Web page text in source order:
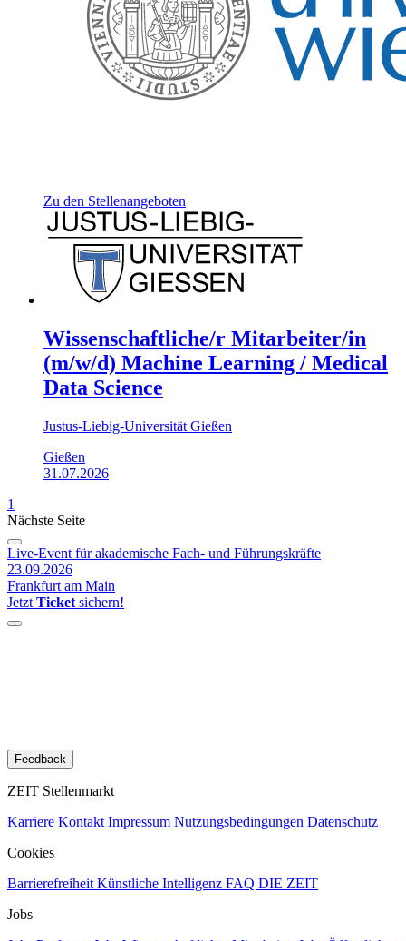
Zu den Stellenangeboten
Wissenschaftliche/r Mitarbeiter/in
(m/w/d) Machine Learning / Medical
Data Science
Justus-Liebig-Universität Gießen
Gießen
31.07.2026
1
Nächste Seite
Live-Event für akademische Fach- und Führungskräfte
23.09.2026
Frankfurt am Main
Jetzt Ticket sichern!
Feedback
ZEIT Stellenmarkt
Karriere Kontakt Impressum Nutzungsbedingungen Datenschutz
Cookies
Barrierefreiheit Künstliche Intelligenz FAQ DIE ZEIT
Jobs